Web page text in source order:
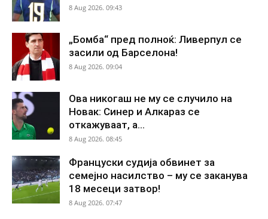
8 Aug 2026. 09:43
„Бомба“ пред полноќ: Ливерпул се
засили од Барселона!
8 Aug 2026. 09:04
Ова никогаш не му се случило на
Новак: Синер и Алкараз се
откажуваат, а...
8 Aug 2026. 08:45
Француски судија обвинет за
семејно насилство – му се заканува
18 месеци затвор!
8 Aug 2026. 07:47